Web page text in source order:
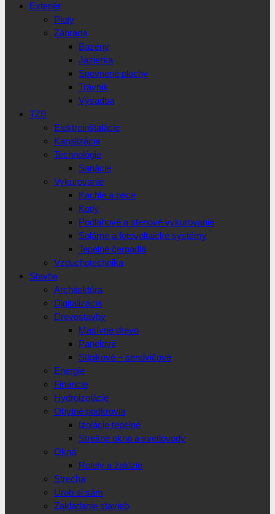
Exteriér
Ploty
Záhrada
Bazény
Jazierka
Spevnené plochy
Trávnik
Výsadba
TZB
Elektroinštalácie
Kanalizácia
Technológie
Sanácie
Vykurovanie
Kachle a pece
Kotly
Podlahové a stenové vykurovanie
Solárne a fotovoltaické systémy
Tepelné čerpadlá
Vzduchotechnika
Stavba
Architektúra
Digitalizácia
Drevostavby
Masívne drevo
Panelové
Stlpikové – sendvičové
Energie
Financie
Hydroizolácie
Obytné podkrovia
Izolácie tepelné
Strešné okná a svetlovody
Okná
Rolety a žalúzie
Strecha
Urob si sám
Zakladanie stavieb